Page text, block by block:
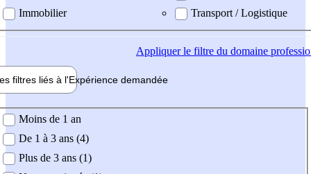
Immobilier
Transport / Logistique
Appliquerle filtre du domaine
filtres liés à l'Expérience demandée
demandée
Moins de 1 an
De 1 à 3 ans (4)
Plus de 3 ans (1)